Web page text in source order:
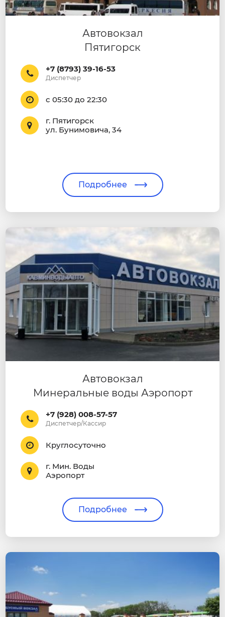
Автовокзал
Пятигорск
+7 (8793) 39-16-53
Диспетчер
с 05:30 до 22:30
г. Пятигорск
ул. Бунимовича, 34
Подробнее
Автовокзал
Минеральные воды Аэропорт
+7 (928) 008-57-57
Диспетчер/Кассир
Круглосуточно
г. Мин. Воды
Аэропорт
Подробнее